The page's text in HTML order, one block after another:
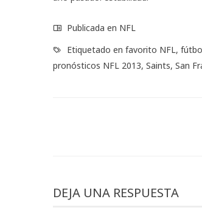
Publicada en NFL
Etiquetado en favorito NFL,
pronósticos NFL 2013, Saints, San
DEJA UNA RESPUESTA